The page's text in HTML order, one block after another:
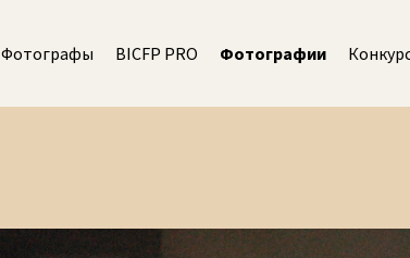
Фотографы BICFP PRO Фотографии